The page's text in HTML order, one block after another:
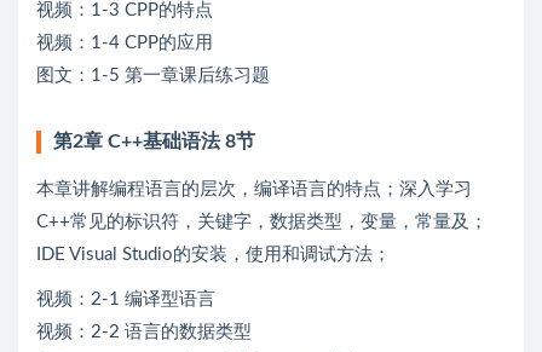
视频：1-3 CPP的特点
视频：1-4 CPP的应用
图文：1-5 第一章课后练习题
第2章 C++基础语法 8节
本章讲解编程语言的层次，编译语言的特点；深入学习
C++常见的标识符，关键字，数据类型，变量，常量及；
IDE Visual Studio的安装，使用和调试方法；
视频：2-1 编译型语言
视频：2-2 语言的数据类型